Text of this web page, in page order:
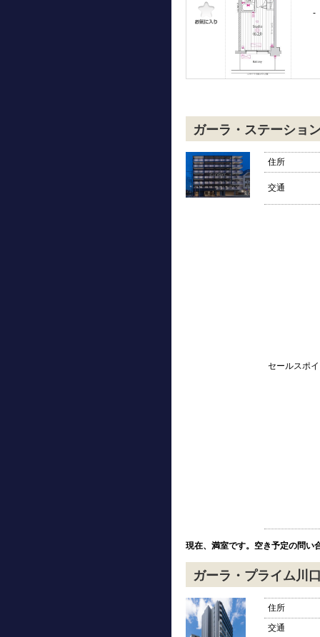
-
ガーラ・ステーショ
住所
交通
セールスポ
現在、満室です。空き予定の問い
ガーラ・プライム川
住所
交通